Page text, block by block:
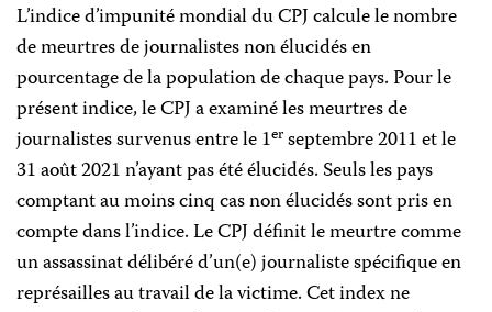
L’indice d’impunité mondial du CPJ calcule le nombre
de meurtres de journalistes non élucidés en
pourcentage de la population de chaque pays. Pour le
présent indice, le CPJ a examiné les meurtres de
journalistes survenus entre le 1erseptembre 2011 et le
31 août 2021 n’ayant pas été élucidés. Seuls les pays
comptant au moins cinq cas non élucidés sont pris en
compte dans l’indice. Le CPJ définit le meurtre comme
un assassinat délibéré d’un(e) journaliste spécifique en
représailles au travail de la victime. Cet index ne